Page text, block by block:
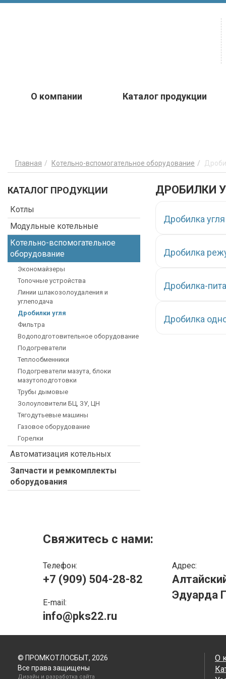
О компании Каталог продукции
Главная Котельно-вспомогательное оборудование
КАТАЛОГ ПРОДУКЦИИ
Котлы
Модульные котельные
Котельно-вспомогательное
оборудование
Экономайзеры
Топочные устройства
Линии шлакозолоудаления и
углеподача
Дробилки угля
Фильтра
Водоподготовительное оборудование
Подогреватели
Теплообменники
Подогреватели мазута, блоки
мазутоподготовки
Трубы дымовые
Золоуловители БЦ, ЗУ, ЦН
Тягодутьевые машины
Газовое оборудование
Горелки
Автоматизация котельных
Запчасти и ремкомплекты
оборудования
ДРОБИЛКИ
Дробилка
Дробилка
Дробилка-
Дробилка
Свяжитесь с нами:
Телефон:
+7 (909) 504-28-82
E-mail:
info@pks22.ru
Адрес:
Эдуарда
© ПРОМКОТЛОСБЫТ, 2026
Все права защищены
Дизайн и разработка сайта
О